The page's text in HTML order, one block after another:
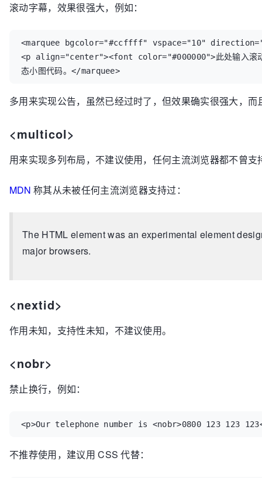
滚动字幕，效果很强大，例如：
<marquee bgcolor="#ccffff" vspace="10"
<p align="center"><font color="#000000">此处输入滚动
态小图代码。</marquee>
多用来实现公告，虽然已经过时了，但效果确实很强大，而
<multicol>
用来实现多列布局，不建议使用，任何主流浏览器都不曾支
MDN 称其从未被任何主流浏览器支持过：
The HTML element was an experimental element designed to allow multi-column layouts. It never got any significant traction
major browsers.
<nextid>
作用未知，支持性未知，不建议使用。
<nobr>
禁止换行，例如：
<p>Our telephone number is <nobr>0800 123 123
不推荐使用，建议用 CSS 代替：